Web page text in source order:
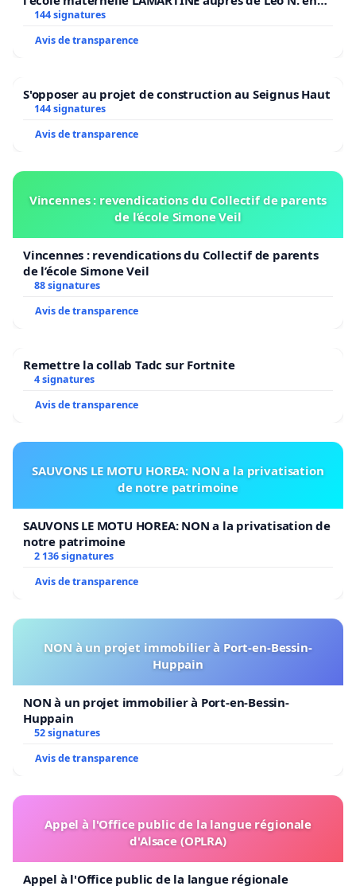
2026/2027
144 signatures
Avis de transparence
S'opposer au projet de construction au Seignus Haut
144 signatures
Avis de transparence
Vincennes : revendications du Collectif de parents
de l’école Simone Veil
Vincennes : revendications du Collectif de parents
de l’école Simone Veil
88 signatures
Avis de transparence
Remettre la collab Tadc sur Fortnite
4 signatures
Avis de transparence
SAUVONS LE MOTU HOREA: NON a la privatisation
de notre patrimoine
SAUVONS LE MOTU HOREA: NON a la privatisation de
notre patrimoine
2 136 signatures
Avis de transparence
NON à un projet immobilier à Port-en-Bessin-
Huppain
NON à un projet immobilier à Port-en-Bessin-
Huppain
52 signatures
Avis de transparence
Appel à l'Office public de la langue régionale
d'Alsace (OPLRA)
Appel à l'Office public de la langue régionale